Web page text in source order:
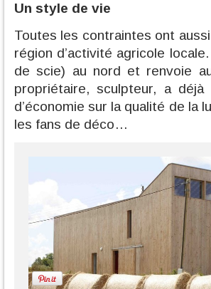
Un style de vie
Toutes les contraintes ont
région d’activité agricole locale.
de scie) au nord et renvoie
propriétaire, sculpteur, a
d’économie sur la qualité de la
les fans de déco…